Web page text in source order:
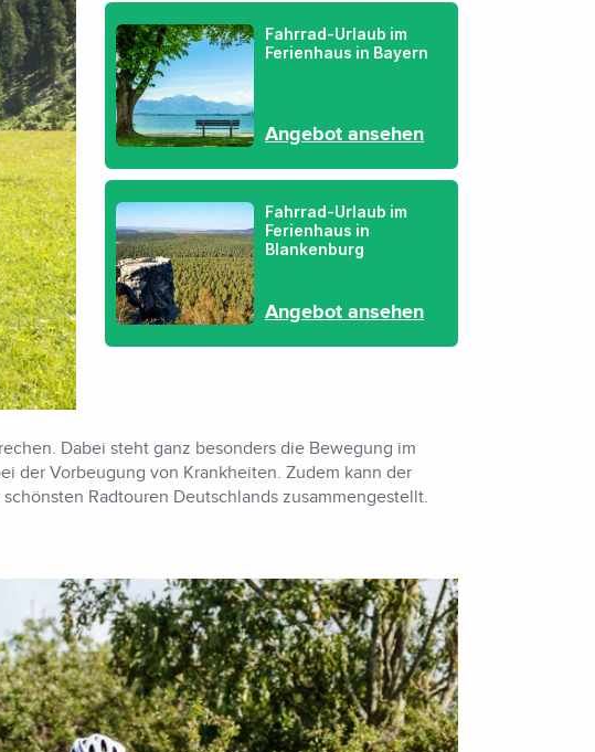
Fahrrad-Urlaub im
Ferienhaus in Bayern
Angebot ansehen
Fahrrad-Urlaub im
Ferienhaus in
Blankenburg
Angebot ansehen
Dabei steht ganz besonders die Bewegung im
der Vorbeugung von Krankheiten. Zudem kann der
Radtouren Deutschlands zusammengestellt.